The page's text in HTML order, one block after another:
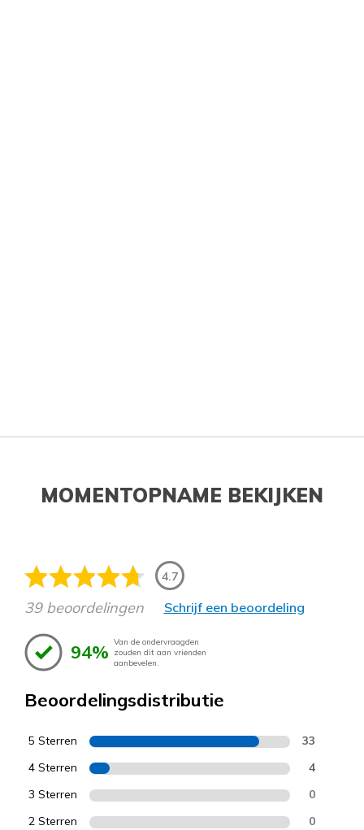
MOMENTOPNAME BEKIJKEN
4.7
39 beoordelingen Schrijf een beoordeling
94% Van de ondervraagden
zouden dit aan vrienden
aanbevelen.
Beoordelingsdistributie
5 Sterren 33
4 Sterren 4
3 Sterren 0
2 Sterren 0